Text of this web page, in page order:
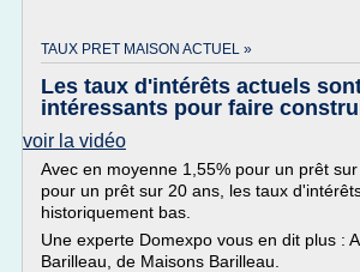
TAUX PRET MAISON ACTUEL »
Les taux d'intérêts actuels
intéressants pour faire
voir la vidéo
Avec en moyenne 1,55% pour un prêt
pour un prêt sur 20 ans, les taux
historiquement bas.
Une experte Domexpo vous en dit plus :
Barilleau, de Maisons Barilleau.